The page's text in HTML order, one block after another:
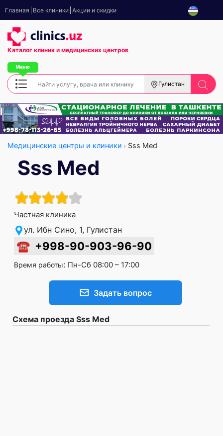
Главная Все клиники Акции и скидки
Каталог клиник и медицинских центров
Гулистан
Медицинские центры и клиники Sss Med
Sss Med
Частная клиника
ул. Ибн Сино, 1, Гулистан
☎ +998-90-903-96-90
Время работы: Пн-Сб 08:00 – 17:00
Задать вопрос
Схема проезда Sss Med